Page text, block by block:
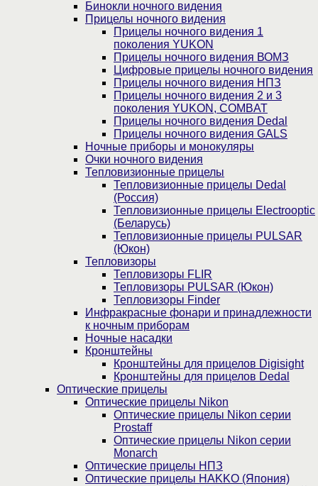
Бинокли ночного видения
Прицелы ночного видения
Прицелы ночного видения 1
поколения YUKON
Прицелы ночного видения ВОМЗ
Цифровые прицелы ночного видения
Прицелы ночного видения НПЗ
Прицелы ночного видения 2 и 3
поколения YUKON, COMBAT
Прицелы ночного видения Dedal
Прицелы ночного видения GALS
Ночные приборы и монокуляры
Очки ночного видения
Тепловизионные прицелы
Тепловизионные прицелы Dedal
(Россия)
Тепловизионные прицелы Electrooptic
(Беларусь)
Тепловизионные прицелы PULSAR
(Юкон)
Тепловизоры
Тепловизоры FLIR
Тепловизоры PULSAR (Юкон)
Тепловизоры Finder
Инфракрасные фонари и принадлежности
к ночным приборам
Ночные насадки
Кронштейны
Кронштейны для прицелов Digisight
Кронштейны для прицелов Dedal
Оптические прицелы
Оптические прицелы Nikon
Оптические прицелы Nikon серии
Prostaff
Оптические прицелы Nikon серии
Monarch
Оптические прицелы НПЗ
Оптические прицелы HAKKO (Япония)